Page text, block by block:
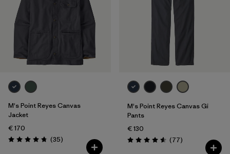
M's Point Reyes Canvas
Jacket
€ 170
Valutazione: 4.7 / 5
(35Recensioni
)
M's Point Reyes Canvas Gi
Pants
€ 130
Valutazione: 4.6 / 5
(77Recensioni
)